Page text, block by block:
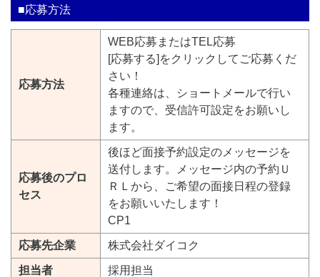
■応募方法
応募方法
WEB応募またはTEL応募
[応募する]をクリックしてご応募くだ
さい！
各種連絡は、ショートメールで行い
ますので、受信許可設定をお願いし
ます。
応募後のプロ
セス
後ほど面接予約設定のメッセージを
送付します。メッセージ内の予約Ｕ
ＲＬから、ご希望の面接日程の登録
をお願いいたします！
CP1
応募先企業 株式会社ダイコク
担当者 採用担当